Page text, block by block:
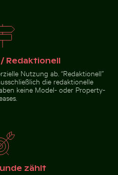
Sonnenuntergangswolken über
Vorstadtszenerie
am Meer
Kameraobjektiv mit
Redaktionell
Nutzung ab. “Redaktionell”
die redaktionelle
keine Model- oder Property-
zählt